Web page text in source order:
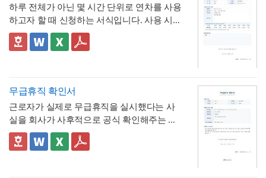
하루 전체가 아닌 몇 시간 단위로 연차를 사용
하고자 할 때 신청하는 서식입니다. 사용 시간
을 연차 일수로 환산하는 기준표를 계약서 자
체에 포함하고 있어, 신청자와 승인자 모두 몇
✅ 이 서식의 구성 특징
며칠에 해당하는지"를 신청서 자체에서 바로
계산·검증 가능
- 사용시간을 "14:00~16:00(총 2시간)"처럼
시작·종료 시각과 총 시간을 함께 기재하도록
해, 반차보다 세분화된 시간 단위로 병원 진
료, 관공서 방문 등 짧은 용무에 유연하게 대
응
- "회사의 소정근로시간에 따라 차감기준은
달라질 수 있음"이라는 단서를 명시해, 하루 8
시간 근무가 아닌 사업장에서도 환산 기준을
조정해 적용할 수 있음을 안내
- 업무 특이사항란을 별도로 두어, 시간단위
연차 사용으로 인해 발생할 수 있는 업무 공백
무급휴직 확인서
근로자가 실제로 무급휴직을 실시했다는 사
실을 회사가 사후적으로 공식 확인해주는 증
명서입니다. 휴직원(신청서)이 사전 승인 절차
를 위한 문서라면, 이 확인서는 이미 실시된
📣 이 서식의 구성 특징